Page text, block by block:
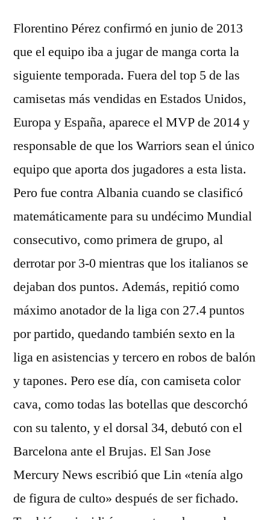
Florentino Pérez confirmó en junio de 2013
que el equipo iba a jugar de manga corta la
siguiente temporada. Fuera del top 5 de las
camisetas más vendidas en Estados Unidos,
Europa y España, aparece el MVP de 2014 y
responsable de que los Warriors sean el único
equipo que aporta dos jugadores a esta lista.
Pero fue contra Albania cuando se clasificó
matemáticamente para su undécimo Mundial
consecutivo, como primera de grupo, al
derrotar por 3-0 mientras que los italianos se
dejaban dos puntos. Además, repitió como
máximo anotador de la liga con 27.4 puntos
por partido, quedando también sexto en la
liga en asistencias y tercero en robos de balón
y tapones. Pero ese día, con camiseta color
cava, como todas las botellas que descorchó
con su talento, y el dorsal 34, debutó con el
Barcelona ante el Brujas. El San Jose
Mercury News escribió que Lin «tenía algo
de figura de culto» después de ser fichado.